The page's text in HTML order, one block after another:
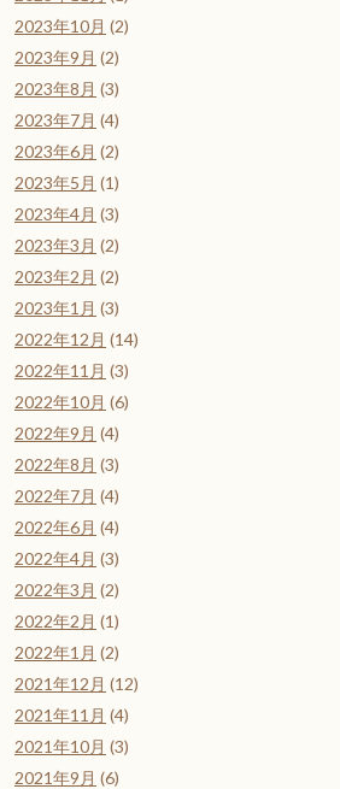
2023年10月 (2)
2023年9月 (2)
2023年8月 (3)
2023年7月 (4)
2023年6月 (2)
2023年5月 (1)
2023年4月 (3)
2023年3月 (2)
2023年2月 (2)
2023年1月 (3)
2022年12月 (14)
2022年11月 (3)
2022年10月 (6)
2022年9月 (4)
2022年8月 (3)
2022年7月 (4)
2022年6月 (4)
2022年4月 (3)
2022年3月 (2)
2022年2月 (1)
2022年1月 (2)
2021年12月 (12)
2021年11月 (4)
2021年10月 (3)
2021年9月 (6)